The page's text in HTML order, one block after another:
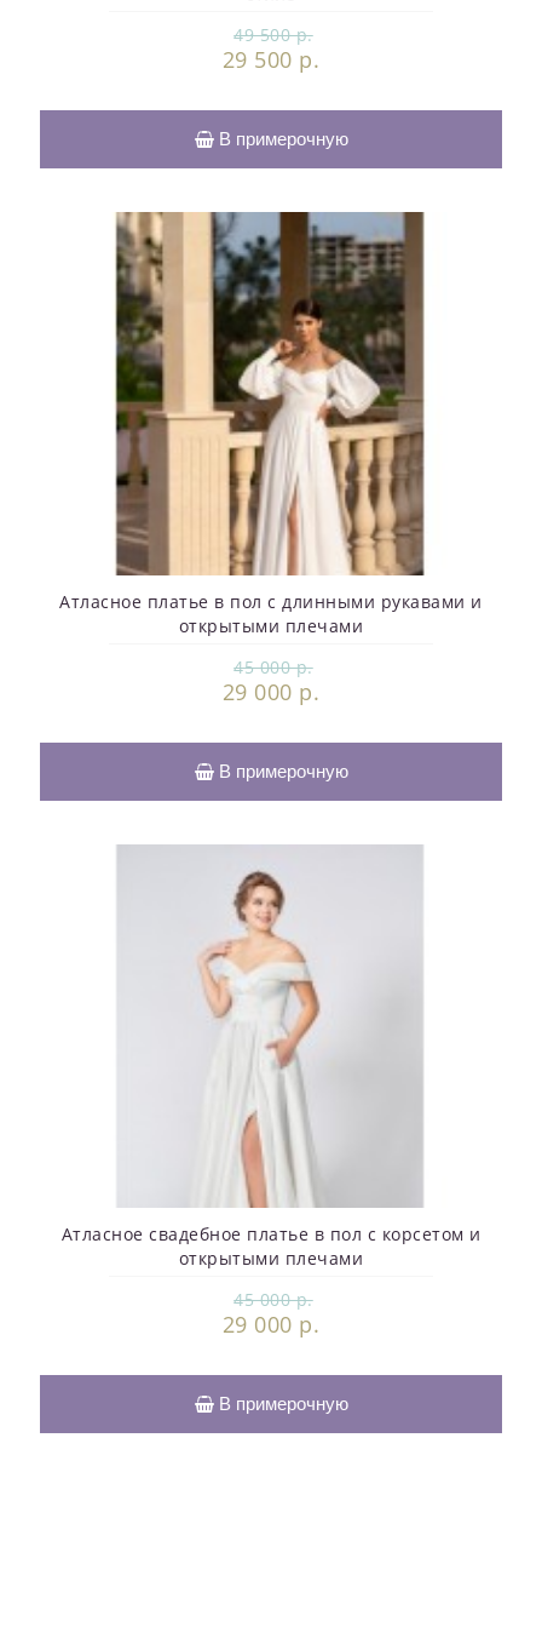
49 500 р.
29 500 р.
В примерочную
Атласное платье в пол с длинными рукавами и
открытыми плечами
45 000 р.
29 000 р.
В примерочную
Атласное свадебное платье в пол с корсетом и
открытыми плечами
45 000 р.
29 000 р.
В примерочную